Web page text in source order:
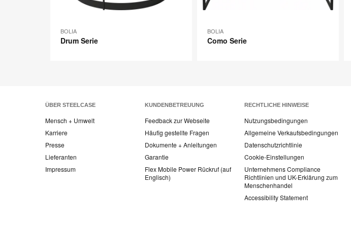
BOLIA
Drum Serie
BOLIA
Como Serie
ÜBER STEELCASE
Mensch + Umwelt
Karriere
Presse
Lieferanten
Impressum
KUNDENBETREUUNG
Feedback zur Webseite
Häufig gestellte Fragen
Dokumente + Anleitungen
Garantie
Flex Mobile Power Rückruf (auf
Englisch)
RECHTLICHE HINWEISE
Nutzungsbedingungen
Allgemeine Verkaufsbedingungen
Datenschutzrichtlinie
Cookie-Einstellungen
Unternehmens Compliance
Richtlinien und UK-Erklärung zum
Menschenhandel
Accessibility Statement